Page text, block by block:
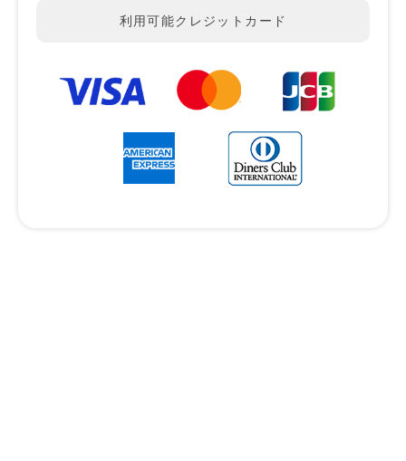
利用可能クレジットカード